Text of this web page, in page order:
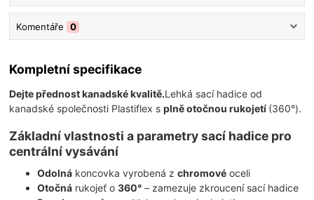
Komentáře 0
Kompletní specifikace
Dejte přednost kanadské kvalitě.Lehká sací hadice od
kanadské společnosti Plastiflex splně otočnou rukojetí (360°).
Základní vlastnosti a parametry sací hadice pro
centrální vysávání
Odolná koncovka vyrobená zchromové oceli
Otočná rukojeť o360° – zamezuje zkroucení sací hadice